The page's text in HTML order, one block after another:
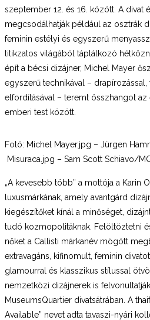
szeptember 12. és 16. között. A divat
megcsodálhatják például az osztrák
feminin estélyi és egyszerű
titikzatos világából táplálkozó
épít a bécsi dizájner, Michel Mayer
egyszerű technikával – drapírozással,
elfordításával – teremt összhangot az
emberi test között.
Fotó: Michel Mayer.jpg – Jürgen
Misuraca.jpg – Sam Scott Schiavo/
„A kevesebb több” a mottója a Karin
luxusmárkának, amely avantgárd
kiegészítőket kínál a minőséget,
tudó kozmopolitáknak. Felöltöztetni
nőket a Callisti márkanév mögött
extravagáns, kifinomult, feminin
glamourral és klasszikus stílussal
nemzetközi dizájnerek is
MuseumsQuartier divatsátrában. A
Available” nevet adta tavaszi-nyári